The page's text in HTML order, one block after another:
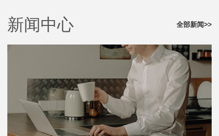
更多>>
新闻中心 全部新闻>>